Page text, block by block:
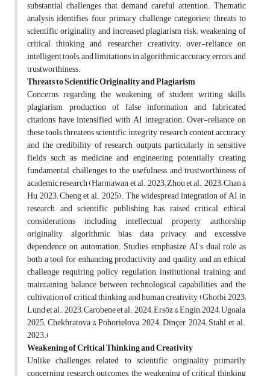
substantial challenges that demand careful attention. Thematic
analysis identifies four primary challenge categories: threats to
scientific originality and increased plagiarism risk; weakening of
critical thinking and researcher creativity; over-reliance on
intelligent tools; and limitations in algorithmic accuracy, errors, and
trustworthiness.
Threats to Scientific Originality and Plagiarism
Concerns regarding the weakening of student writing skills,
plagiarism, production of false information, and fabricated
citations have intensified with AI integration. Over-reliance on
these tools threatens scientific integrity, research content accuracy,
and the credibility of research outputs, particularly in sensitive
fields such as medicine and engineering, potentially creating
fundamental challenges to the usefulness and trustworthiness of
academic research (Harmawan et al., 2023; Zhou et al., 2023; Chan &
Hu, 2023; Cheng et al., 2025). The widespread integration of AI in
research and scientific publishing has raised critical ethical
considerations including intellectual property, authorship
originality, algorithmic bias, data privacy, and excessive
dependence on automation. Studies emphasize AI's dual role as
both a tool for enhancing productivity and quality, and an ethical
challenge requiring policy regulation, institutional training, and
maintaining balance between technological capabilities and the
cultivation of critical thinking and human creativity (Ghotbi, 2023;
Lund et al., 2023; Carobene et al., 2024; Ersöz & Engin, 2024; Ugoala,
2025; Chekhratova & Pohorielova, 2024; Dinçer, 2024; Stahl et al.,
2023).
Weakening of Critical Thinking and Creativity
Unlike challenges related to scientific originality primarily